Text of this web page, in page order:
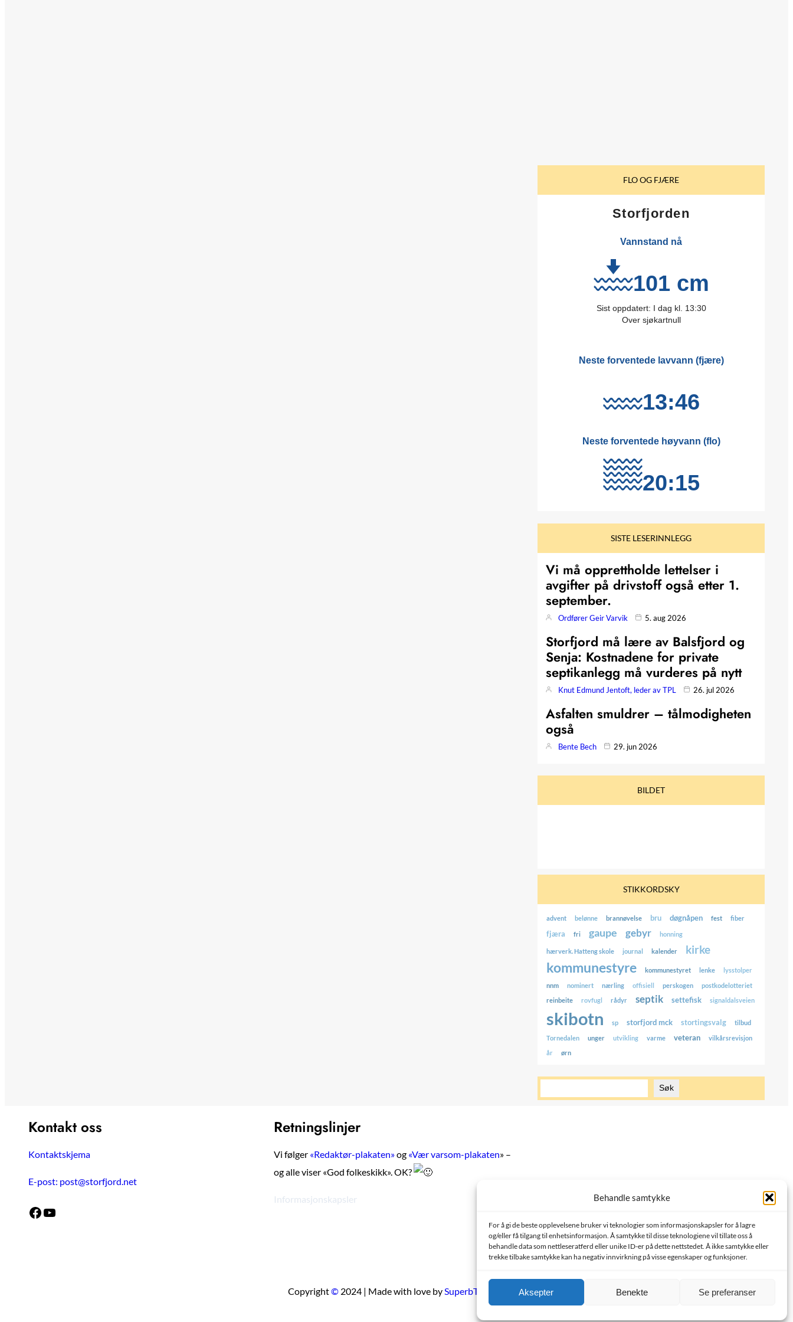
Behandle samtykke
For å gi de beste opplevelsene bruker vi teknologier som informasjonskapsler for å lagre
og/eller få tilgang til enhetsinformasjon. Å samtykke til disse teknologiene vil tillate oss å
behandle data som nettleseratferd eller unike ID-er på dette nettstedet. Å ikke samtykke eller
trekke tilbake samtykke kan ha negativ innvirkning på visse egenskaper og funksjoner.
Aksepter Benekte Se preferanser
FLO OG FJÆRE
SISTE LESERINNLEGG
Vi må opprettholde lettelser i
avgifter på drivstoff også etter 1.
september.
Ordfører Geir Varvik 5. aug 2026
Storfjord må lære av Balsfjord og
Senja: Kostnadene for private
septikanlegg må vurderes på nytt
Knut Edmund Jentoft, leder av TPL 26. jul 2026
Asfalten smuldrer – tålmodigheten
også
Bente Bech 29. jun 2026
BILDET
STIKKORDSKY
advent belønne brannøvelse bru døgnåpen fest fiber
fjæra fri gaupe gebyr honning
hærverk. Hatteng skole journal kalender kirke
kommunestyre kommunestyret lenke
lysstolper
nnm
nominert nærling offisiell perskogen
postkodelotteriet
reinbeite
rovfugl rådyr septik settefisk signaldalsveien
skibotn sp storfjord mck stortingsvalg
tilbud
Tornedalen
unger utvikling varme veteran
vilkårsrevisjon
år
ørn
ø
Søk
Kontakt oss
Kontaktskjema
E-post: post@storfjord.net
Facebook YouTube
Retningslinjer
Vi følger «Redaktør-plakaten»og «Vær varsom-plakaten» –
og alle viser «God folkeskikk». OK?
Informasjonskapsler
Copyright© 2024 | Made with love by SuperbThemes